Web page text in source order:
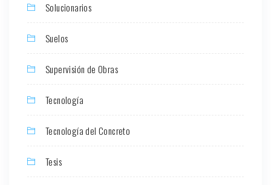
Solucionarios
Suelos
Supervisión de Obras
Tecnología
Tecnología del Concreto
Tesis